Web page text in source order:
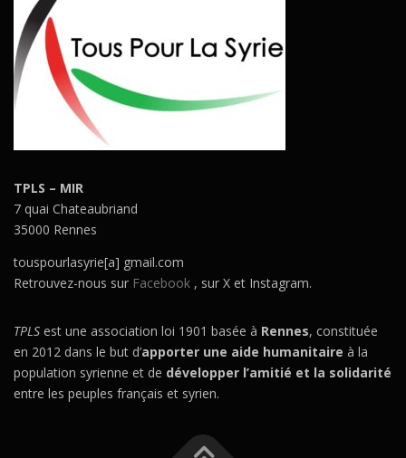
TPLS – MIR
7 quai Chateaubriand
35000 Rennes
touspourlasyrie[a] gmail.com
Retrouvez-nous sur Facebook , sur X et Instagram.
TPLS est une association loi 1901 basée à Rennes, constituée
en 2012 dans le but d’apporter une aide humanitaire à la
population syrienne et de développer l’amitié et la solidarité
entre les peuples français et syrien.